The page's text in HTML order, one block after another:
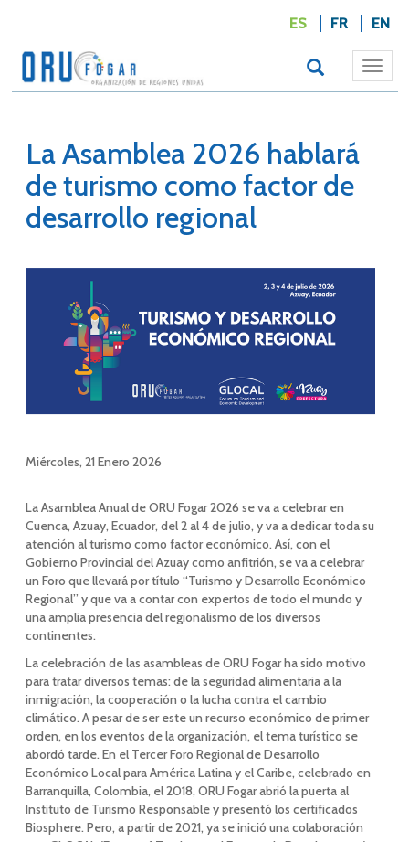
ES FR EN
La Asamblea 2026 hablará
de turismo como factor de
desarrollo regional
Miércoles, 21 Enero 2026
La Asamblea Anual de ORU Fogar 2026 se va a celebrar en
Cuenca, Azuay, Ecuador, del 2 al 4 de julio, y va a dedicar toda su
atención al turismo como factor económico. Así, con el
Gobierno Provincial del Azuay como anfitrión, se va a celebrar
un Foro que llevará por título “Turismo y Desarrollo Económico
Regional” y que va a contar con expertos de todo el mundo y
una amplia presencia del regionalismo de los diversos
continentes.
La celebración de las asambleas de ORU Fogar ha sido motivo
para tratar diversos temas: de la seguridad alimentaria a la
inmigración, la cooperación o la lucha contra el cambio
climático. A pesar de ser este un recurso económico de primer
orden, en los eventos de la organización, el tema turístico se
abordó tarde. En el Tercer Foro Regional de Desarrollo
Económico Local para América Latina y el Caribe, celebrado en
Barranquilla, Colombia, el 2018, ORU Fogar abrió la puerta al
Instituto de Turismo Responsable y presentó los certificados
Biosphere. Pero, a partir de 2021, ya se inició una colaboración